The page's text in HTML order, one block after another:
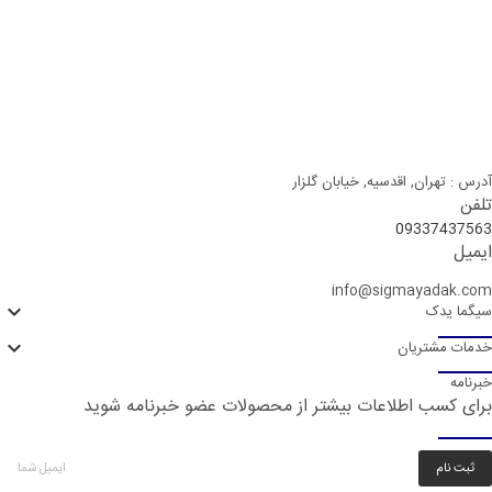
آدرس : تهران, اقدسیه, خیابان گلزار
تلفن
09337437563
ایمیل
info@sigmayadak.com
سیگما یدک

خدمات مشتریان 
خبرنامه
برای کسب اطلاعات بیشتر از محصولات عضو خبرنامه شوید
ثبت نام